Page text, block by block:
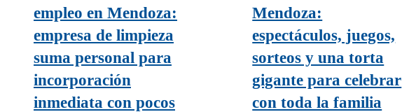
empleo en Mendoza:
empresa de limpieza
suma personal para
incorporación
inmediata con pocos
Mendoza:
espectáculos, juegos,
sorteos y una torta
gigante para celebrar
con toda la familia